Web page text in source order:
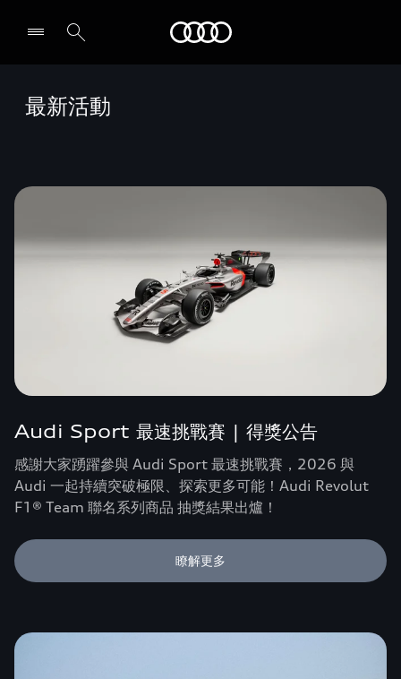
最新活動
Audi Sport 最速挑戰賽 | 得獎公告
感謝大家踴躍參與 Audi Sport 最速挑戰賽，2026 與
Audi 一起持續突破極限、探索更多可能！Audi Revolut
F1® Team 聯名系列商品 抽獎結果出爐！
瞭解更多